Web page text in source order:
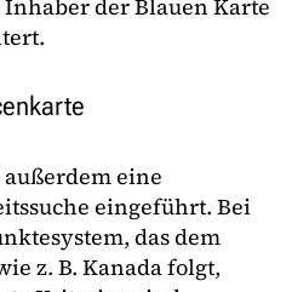
der Blauen Karte
eine
eingeführt. Bei
das dem
z. B. Kanada folgt,